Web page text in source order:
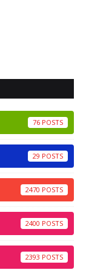
76
29
2470
2400
2393